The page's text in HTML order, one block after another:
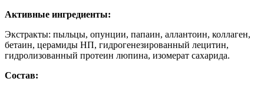
Активные ингредиенты:
Экстракты: пыльцы, опунции, папаин, аллантоин, коллаген,
бетаин, церамиды НП, гидрогенезированный лецитин,
гидролизованный протеин люпина, изомерат сахарида.
Состав: